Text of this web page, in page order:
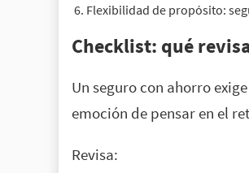
Flexibilidad de propósito:
Checklist: qué
Un seguro con ahorro
emoción de pensar en el
Revisa: